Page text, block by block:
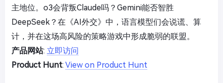
主地位。o3会背叛Claude吗？Gemini能否智胜
DeepSeek？在《AI外交》中，语言模型们会说谎、算
计，并在这场高风险的策略游戏中形成脆弱的联盟。
产品网站: 立即访问
Product Hunt: View on Product Hunt